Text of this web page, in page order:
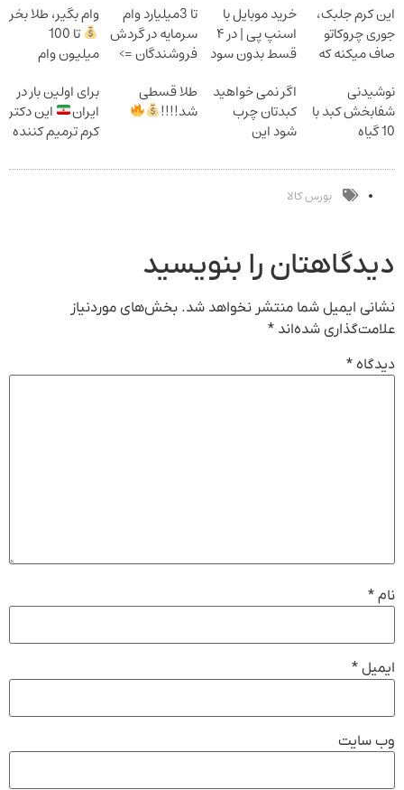
این کرم جلبک،
جوری چروکاتو
صاف میکنه که
کردی!(تخفیف
ویژه)
خرید موبایل با
اسنپ پی | در ۴
قسط بدون سود
تا 3میلیارد وام
سرمایه در گردش
فروشندگان =>
ثبت کن
وام بگیر، طلا بخر
تا 100
میلیون وام
ضامن
نوشیدنی
شفابخش کبد با
10 گیاه
امشب)
اگر نمی خواهید
کبدتان چرب
شود این
طعم را بنوشید
طلا قسطی
شد!!!!
برای اولین بار در
ایران
این دکتر
کرم ترمیم کننده
بورس کالا
دیدگاهتان را بنویسید
نشانی ایمیل شما منتشر نخواهد شد. بخش‌های موردنیاز
علامت‌گذاری شده‌اند *
دیدگاه *
نام *
ایمیل *
وب‌ سایت